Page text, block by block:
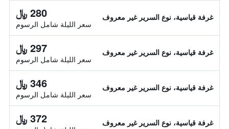
غرفة قياسية، نوع السرير غير معروف 280 ﷼
سعر الليلة شامل الرسوم
غرفة قياسية، نوع السرير غير معروف 297 ﷼
سعر الليلة شامل الرسوم
غرفة قياسية، نوع السرير غير معروف 346 ﷼
سعر الليلة شامل الرسوم
غرفة قياسية، نوع السرير غير معروف 372 ﷼